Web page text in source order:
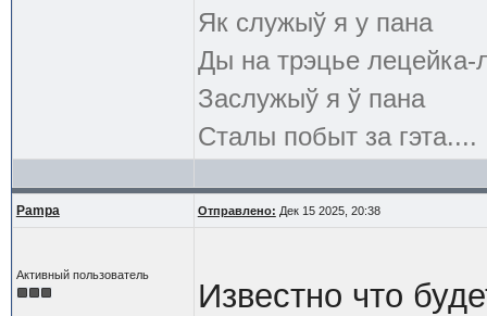
Як служыў я у пана
Ды на трэцье лецейка-
Заслужыў я ў пана
Сталы побыт за гэта....
Pampa Отправлено: Дек 15 2025, 20:38
Активный пользователь
Известно что